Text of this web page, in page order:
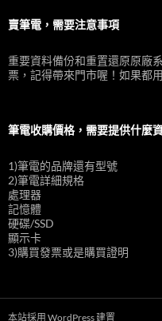
賣筆電，需要注意事項
重要資料備份和重置還原原廠
票，記得帶來門市喔！如果都
筆電收購價格，需要提供什麼
1)筆電的品牌還有型號
2)筆電詳細規格
處理器
記憶體
硬碟/SSD
顯示卡
3)購買發票或是購買證明
本站採用 WordPress 建置